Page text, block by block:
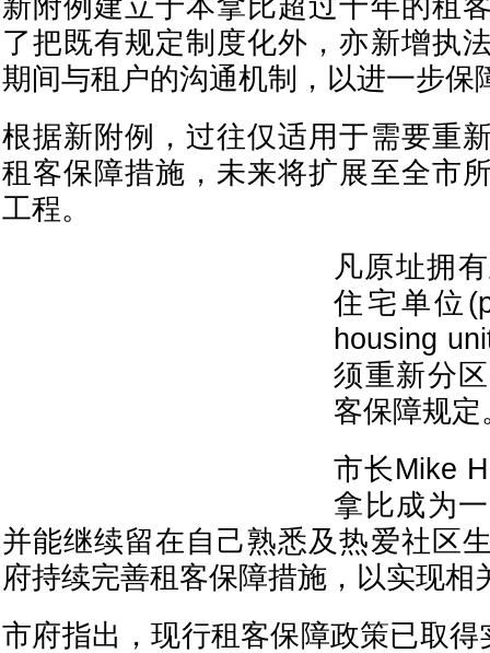
新附例建立于本拿比超过十年的租
了把既有规定制度化外，亦新增执
期间与租户的沟通机制，以进一步保
根据新附例，过往仅适用于需要重
租客保障措施，未来将扩展至全市
工程。
凡原址拥
住宅单位
housing
须重新分
客保障规定
市长Mike
拿比成为
并能继续留在自己熟悉及热爱社区
府持续完善租客保障措施，以实现相
市府指出，现行租客保障政策已取